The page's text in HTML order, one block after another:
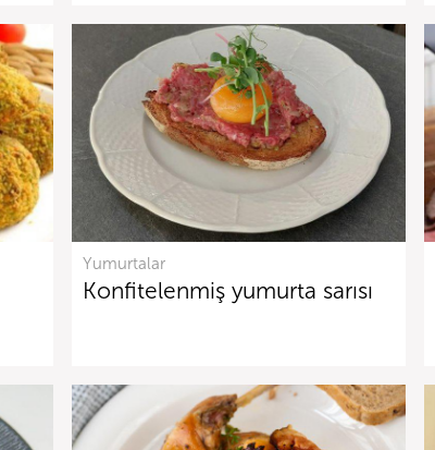
Yumurtalar
Konfitelenmiş yumurta sarısı